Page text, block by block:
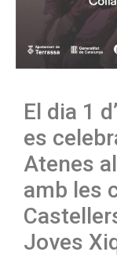
El dia 1
es
Atenes
amb les
Joves